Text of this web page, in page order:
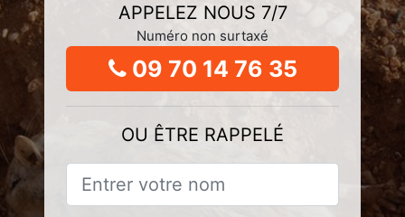
APPELEZ NOUS 7/7
Numéro non surtaxé
09 70 14 76 35
OU ÊTRE RAPPELÉ